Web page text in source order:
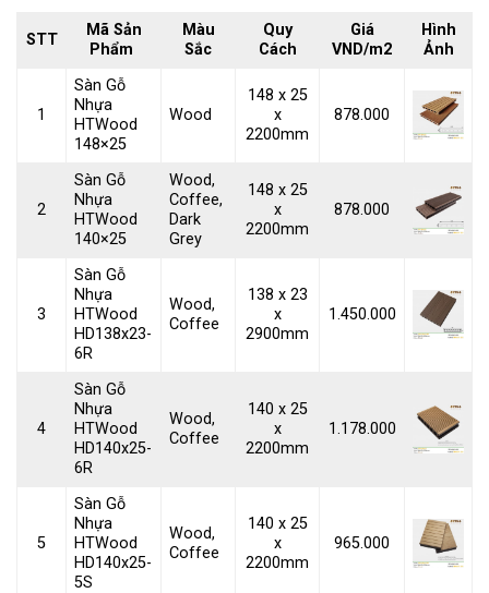
STT
Mã Sản
Phẩm
Màu
Sắc
Quy
Cách
Giá
VND/m2
Hình
Ảnh
1
Sàn Gỗ
Nhựa
HTWood
148×25
Wood
148 x 25
x
2200mm
878.000
2
Sàn Gỗ
Nhựa
HTWood
140×25
Wood,
Coffee,
Dark
Grey
148 x 25
x
2200mm
878.000
3
Sàn Gỗ
Nhựa
HTWood
HD138x23-
6R
Wood,
Coffee
138 x 23
x
2900mm
1.450.000
4
Sàn Gỗ
Nhựa
HTWood
HD140x25-
6R
Wood,
Coffee
140 x 25
x
2200mm
1.178.000
5
Sàn Gỗ
Nhựa
HTWood
HD140x25-
5S
Wood,
Coffee
140 x 25
x
2200mm
965.000